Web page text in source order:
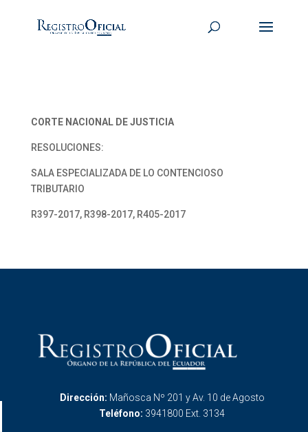
CORTE NACIONAL DE JUSTICIA
RESOLUCIONES:
SALA ESPECIALIZADA DE LO CONTENCIOSO
TRIBUTARIO
R397-2017, R398-2017, R405-2017
Dirección: Mañosca Nº 201 y Av. 10 de Agosto
Teléfono: 3941800 Ext. 3134